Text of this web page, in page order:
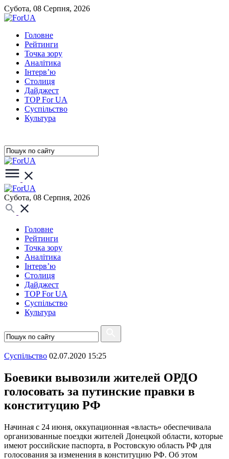
Субота, 08 Серпня, 2026
Головне
Рейтинги
Точка зору
Аналітика
Інтерв’ю
Столиця
Дайджест
TOP For UA
Суспiльство
Культура
Субота, 08 Серпня, 2026
Головне
Рейтинги
Точка зору
Аналітика
Інтерв’ю
Столиця
Дайджест
TOP For UA
Суспiльство
Культура
Суспiльство 02.07.2020 15:25
Боевики вывозили жителей ОРДО
голосовать за путинские правки в
конституцию РФ
Начиная с 24 июня, оккупационная «власть» обеспечивала
организованные поездки жителей Донецкой области, которые
имеют российские паспорта, в Ростовскую область РФ для
голосования за изменения в конституцию РФ. Об этом